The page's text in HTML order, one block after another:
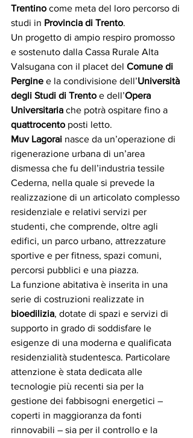
Trentino come meta del loro percorso di
studi in Provincia di Trento.
Un progetto di ampio respiro promosso
e sostenuto dalla Cassa Rurale Alta
Valsugana con il placet del Comune di
Pergine e la condivisione dell’Università
degli Studi di Trento e dell’Opera
Universitaria che potrà ospitare fino a
quattrocento posti letto.
Muv Lagorai nasce da un’operazione di
rigenerazione urbana di un’area
dismessa che fu dell’industria tessile
Cederna, nella quale si prevede la
realizzazione di un articolato complesso
residenziale e relativi servizi per
studenti, che comprende, oltre agli
edifici, un parco urbano, attrezzature
sportive e per fitness, spazi comuni,
percorsi pubblici e una piazza.
La funzione abitativa è inserita in una
serie di costruzioni realizzate in
bioedilizia, dotate di spazi e servizi di
supporto in grado di soddisfare le
esigenze di una moderna e qualificata
residenzialità studentesca. Particolare
attenzione è stata dedicata alle
tecnologie più recenti sia per la
gestione dei fabbisogni energetici –
coperti in maggioranza da fonti
rinnovabili – sia per il controllo e la